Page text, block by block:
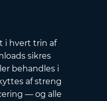
i hvert trin af
sikres
behandles i
af streng
— og alle